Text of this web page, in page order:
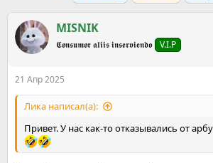
м
ы
а
л
MISNIK
𝕮𝖔𝖓𝖘𝖚𝖒𝖔𝖗 𝖆𝖑𝖎𝖎𝖘 𝖎𝖓𝖘𝖊𝖗𝖛𝖎𝖊𝖓𝖉𝖔 V.I.P
21 Апр 2025
Ликa написал(а):
Привет. У нас как-то отказывались от